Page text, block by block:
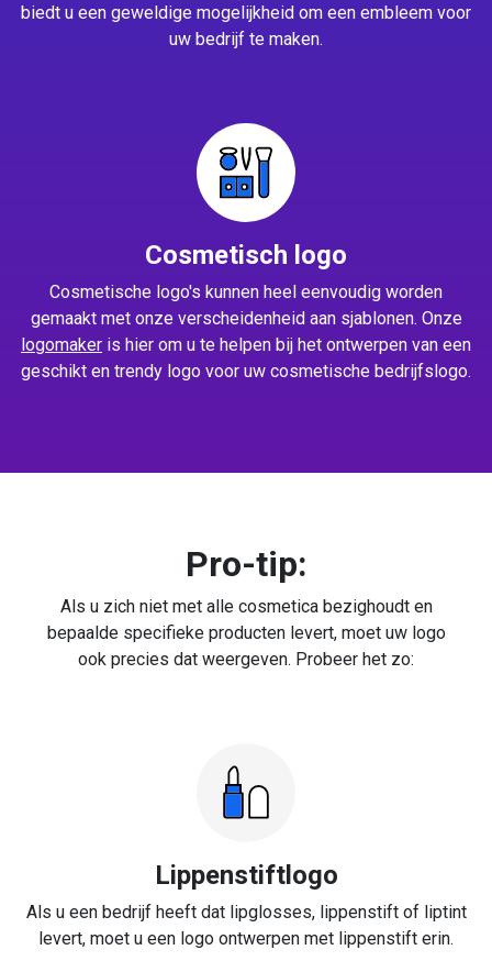
biedt u een geweldige mogelijkheid om een embleem voor
uw bedrijf te maken.
Cosmetisch logo
Cosmetische logo's kunnen heel eenvoudig worden
gemaakt met onze verscheidenheid aan sjablonen. Onze
logomaker is hier om u te helpen bij het ontwerpen van een
geschikt en trendy logo voor uw cosmetische bedrijfslogo.
Pro-tip:
Als u zich niet met alle cosmetica bezighoudt en
bepaalde specifieke producten levert, moet uw logo
ook precies dat weergeven. Probeer het zo:
Lippenstiftlogo
Als u een bedrijf heeft dat lipglosses, lippenstift of liptint
levert, moet u een logo ontwerpen met lippenstift erin.